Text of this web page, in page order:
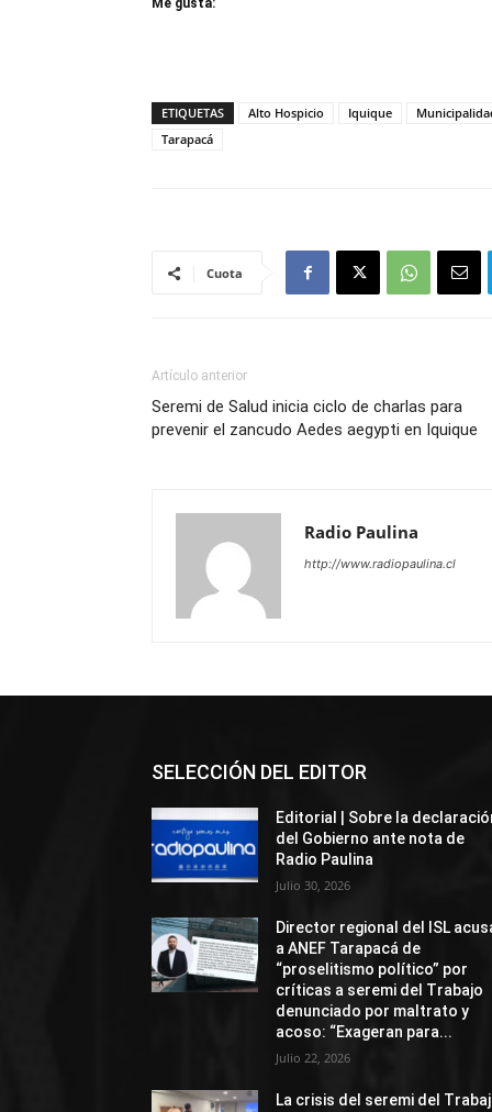
Me gusta:
ETIQUETAS Alto Hospicio Iquique
Tarapacá
Cuota
Artículo anterior
Seremi de Salud inicia ciclo de charlas para
prevenir el zancudo Aedes aegypti en Iquique
Radio Paulina
http://www.radiopaulina.cl
SELECCIÓN DEL EDITOR
Editorial | Sobre la
del Gobierno ante nota de
Radio Paulina
Julio 30, 2026
Director regional del ISL
a ANEF Tarapacá de
“proselitismo político” por
críticas a seremi del Trabajo
denunciado por maltrato y
acoso: “Exageran para...
Julio 22, 2026
La crisis del seremi del